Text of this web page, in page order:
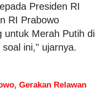
Presiden RI
RI Prabowo
untuk Merah Putih di
ini," ujarnya.
Gerakan Relawan